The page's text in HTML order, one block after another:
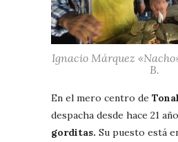
Ignacio Márquez
B.
En el mero centro de
despacha desde hace 21
gorditas. Su puesto está